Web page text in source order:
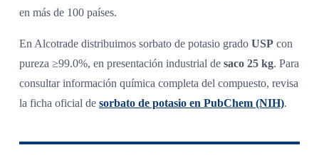
en más de 100 países.
En Alcotrade distribuimos sorbato de potasio grado USPcon
pureza ≥99.0%, en presentación industrial de saco 25 kg. Para
consultar información química completa del compuesto, revisa
la ficha oficial de sorbato de potasio en PubChem (NIH).